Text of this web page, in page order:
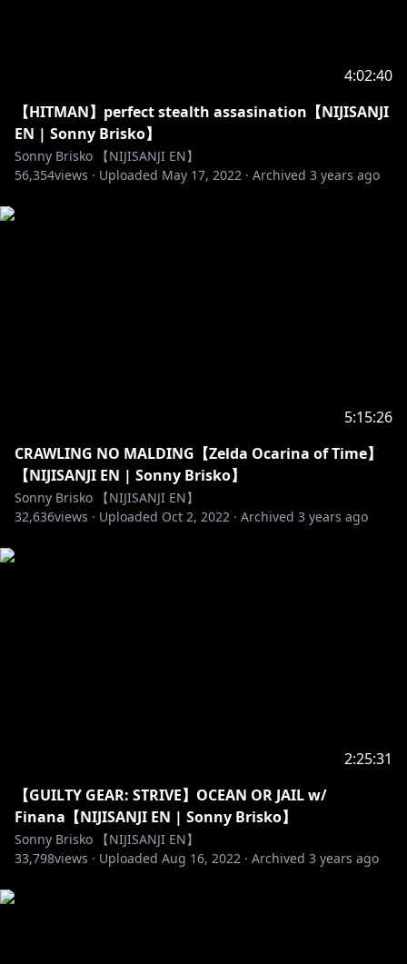
Website /https://www.nijisanji.jp/en
Twitter /
https://twitter.com/NIJISANJI_World
ANYCOLOR /https://www.anycolor.co.jp/
Official NIJISANJI Channel /
4:02:40
【HITMAN】perfect stealth assasination【NIJISANJI
EN | Sonny Brisko】
Sonny Brisko 【NIJISANJI EN】
56,354views · Uploaded May 17, 2022 · Archived 3 years ago
5:15:26
CRAWLING NO MALDING【Zelda Ocarina of Time】
【NIJISANJI EN | Sonny Brisko】
Sonny Brisko 【NIJISANJI EN】
32,636views · Uploaded Oct 2, 2022 · Archived 3 years ago
2:25:31
【GUILTY GEAR: STRIVE】OCEAN OR JAIL w/
Finana【NIJISANJI EN | Sonny Brisko】
Sonny Brisko 【NIJISANJI EN】
33,798views · Uploaded Aug 16, 2022 · Archived 3 years ago